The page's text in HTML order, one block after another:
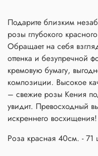
Подарите близким
розы глубокого
Обращает на себя
оттенка и безупречной
кремовую бумагу,
композиции. Высокое
– свежие розы Кения
увидит. Превосходный
искреннего восхищения!
Роза красная 40см. - 71